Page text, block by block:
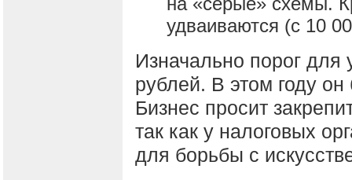
удваиваются (с 10
Изначально порог
рублей. В этом году
Бизнес просит
так как у налоговых
для борьбы с